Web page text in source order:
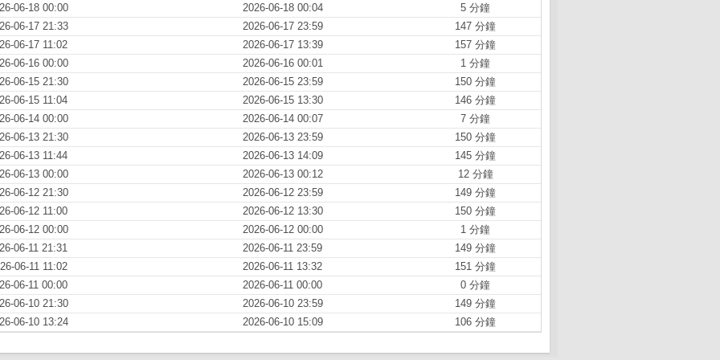
06-18 00:00 2026-06-18 00:04
5 分鐘
06-17 21:33
2026-06-17 23:59
147 分鐘
06-17 11:02
2026-06-17 13:39
157 分鐘
06-16 00:00
2026-06-16 00:01
1 分鐘
06-15 21:30
2026-06-15 23:59
150 分鐘
06-15 11:04
2026-06-15 13:30
146 分鐘
06-14 00:00
2026-06-14 00:07
7 分鐘
06-13 21:30
2026-06-13 23:59
150 分鐘
06-13 11:44
2026-06-13 14:09
145 分鐘
06-13 00:00
2026-06-13 00:12
12 分鐘
06-12 21:30
2026-06-12 23:59
149 分鐘
06-12 11:00
2026-06-12 13:30
150 分鐘
06-12 00:00
2026-06-12 00:00
1 分鐘
06-11 21:31
2026-06-11 23:59
149 分鐘
06-11 11:02
2026-06-11 13:32
151 分鐘
06-11 00:00
2026-06-11 00:00
0 分鐘
06-10 21:30
2026-06-10 23:59
149 分鐘
06-10 13:24
2026-06-10 15:09 106 分鐘